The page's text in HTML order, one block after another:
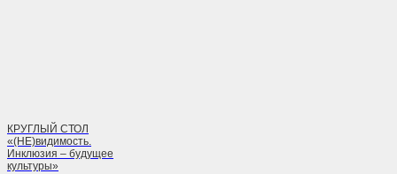
КРУГЛЫЙ СТОЛ
«(НЕ)видимость.
Инклюзия – будущее
культуры»